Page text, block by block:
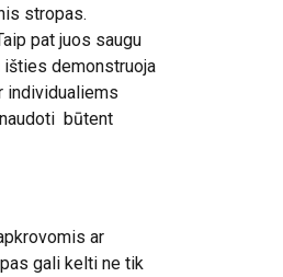
stropas.
pat juos saugu
išties demonstruoja
individualiems
būtent
ar
gali kelti ne tik